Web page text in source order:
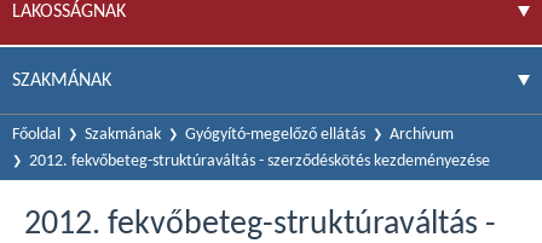
LAKOSSÁGNAK
SZAKMÁNAK
Főoldal Szakmának Gyógyító-megelőző ellátás
Archívum
2012. fekvőbeteg-struktúraváltás - szerződéskötés kezdeményezése
2012. fekvőbeteg-struktúraváltás -